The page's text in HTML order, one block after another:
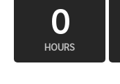
0
HOURS